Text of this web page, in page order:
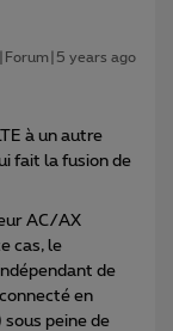
years ago
à un autre
fait la fusion de
AC/AX
cas, le
de
en
peine de